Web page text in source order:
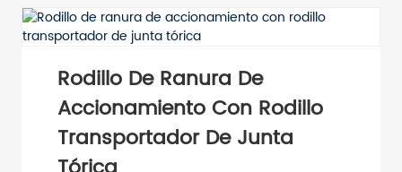
Rodillo con manguito cónico de PVC:
añadiendo un manguito cónico (PVC) al
rodillo convencional, se pueden fabricar
diversos tipos de mezcladores giratorios para
realizar transporte curvo. Cono estándar...
Rodillo De Ranura De
Accionamiento Con Rodillo
Transportador De Junta